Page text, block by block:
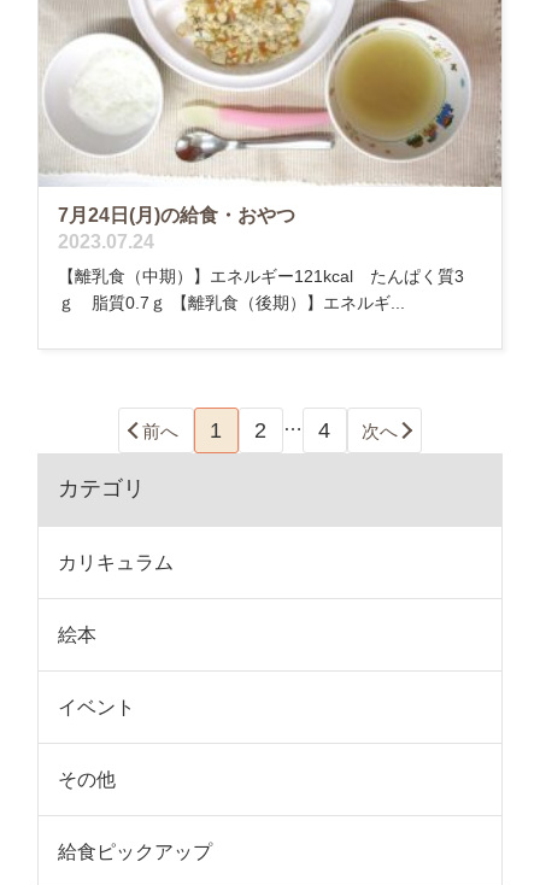
7月24日(月)の給食・おやつ
2023.07.24
【離乳食（中期）】エネルギー121kcal たんぱく質3
ｇ 脂質0.7ｇ 【離乳食（後期）】エネルギ...
前へ 1 2 … 4 次へ
カテゴリ
カリキュラム
絵本
イベント
その他
給食ピックアップ